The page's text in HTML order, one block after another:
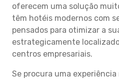
oferecem uma solução
têm hotéis modernos com
pensados para otimizar a
estrategicamente
centros empresariais.
Se procura uma